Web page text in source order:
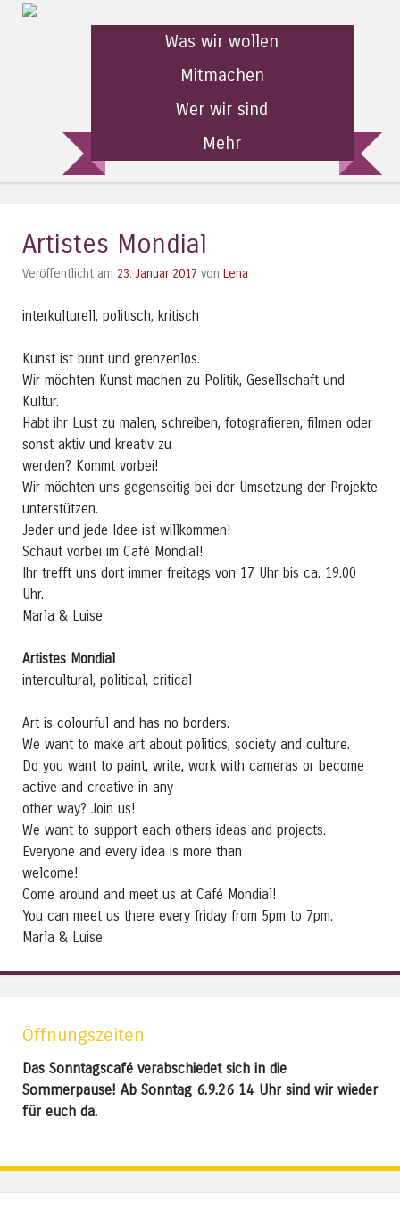
Was wir wollen
Mitmachen
Wer wir sind
Mehr
Artistes Mondial
Veröffentlicht am 23. Januar 2017 von Lena
interkulturell, politisch, kritisch
Kunst ist bunt und grenzenlos.
Wir möchten Kunst machen zu Politik, Gesellschaft und
Kultur.
Habt ihr Lust zu malen, schreiben, fotografieren, filmen oder
sonst aktiv und kreativ zu
werden? Kommt vorbei!
Wir möchten uns gegenseitig bei der Umsetzung der Projekte
unterstützen.
Jeder und jede Idee ist willkommen!
Schaut vorbei im Café Mondial!
Ihr trefft uns dort immer freitags von 17 Uhr bis ca. 19.00
Uhr.
Marla & Luise
Artistes Mondial
intercultural, political, critical
Art is colourful and has no borders.
We want to make art about politics, society and culture.
Do you want to paint, write, work with cameras or become
active and creative in any
other way? Join us!
We want to support each others ideas and projects.
Everyone and every idea is more than
welcome!
Come around and meet us at Café Mondial!
You can meet us there every friday from 5pm to 7pm.
Marla & Luise
Öffnungszeiten
Das Sonntagscafé verabschiedet sich in die
Sommerpause! Ab Sonntag 6.9.26 14 Uhr sind wir wieder
für euch da.